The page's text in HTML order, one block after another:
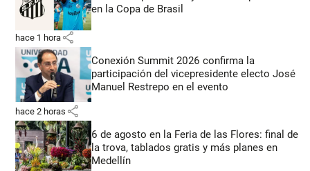
en la Copa de Brasil
hace 1 hora share
Conexión Summit 2026 confirma la
participación del vicepresidente electo José
Manuel Restrepo en el evento
hace 2 horas share
6 de agosto en la Feria de las Flores: final de
la trova, tablados gratis y más planes en
Medellín